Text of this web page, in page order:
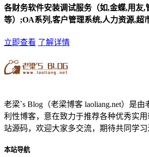
各财务软件安装调试服务（如,金蝶,用友,
等）;OA系列,客户管理系统,人力资源,超
立即查看 了解详情
老梁`s Blog（老梁博客 laoliang.net）是
利性博客，意在致力于推荐各种优秀实
站源码，欢迎大家多交流，期待共同学习
本站导航